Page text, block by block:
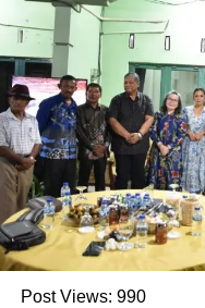
Post Views: 990